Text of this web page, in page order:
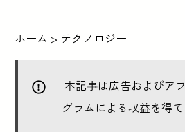
ホーム > テクノロジー
本記事は広告およびア
グラムによる収益を得て